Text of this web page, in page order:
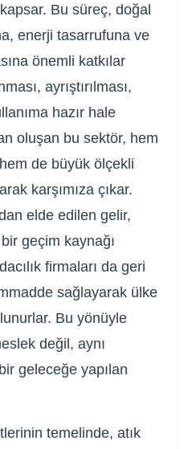
Bu süreç, doğal
enerji tasarrufuna ve
önemli katkılar
ayrıştırılması,
hazır hale
oluşan bu sektör, hem
de büyük ölçekli
karşımıza çıkar.
elde edilen gelir,
geçim kaynağı
firmaları da geri
sağlayarak ülke
Bu yönüyle
değil, aynı
geleceğe yapılan
temelinde, atık